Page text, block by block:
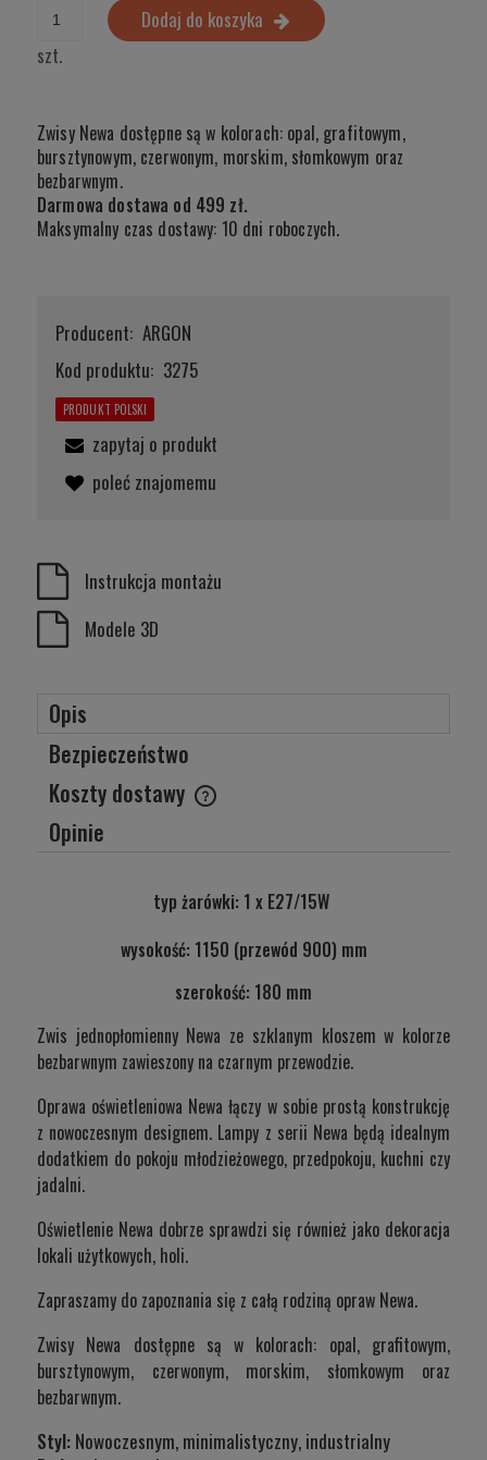
szt.
Dodaj do koszyka
Zwisy Newa dostępne są w kolorach: opal, grafitowym,
bursztynowym, czerwonym, morskim, słomkowym oraz
bezbarwnym.
Darmowa dostawa od 499 zł.
Maksymalny czas dostawy: 10 dni roboczych.
Producent: ARGON
Kod produktu: 3275
PRODUKT POLSKI
zapytaj o produkt
poleć znajomemu
Instrukcja montażu
Modele 3D
Opis
Bezpieczeństwo
Koszty dostawy
Cena nie zawiera ewentualnych kosztów płatności
Opinie
typ żarówki: 1 x E27/15W
wysokość: 1150 (przewód 900) mm
szerokość: 180 mm
Zwis jednopłomienny Newa ze szklanym kloszem w kolorze
bezbarwnym zawieszony na czarnym przewodzie.
Oprawa oświetleniowa Newa łączy w sobie prostą konstrukcję
z nowoczesnym designem. Lampy z serii Newa będą idealnym
dodatkiem do pokoju młodzieżowego, przedpokoju, kuchni czy
jadalni.
Oświetlenie Newa dobrze sprawdzi się również jako dekoracja
lokali użytkowych, holi.
Zapraszamy do zapoznania się z całą rodziną opraw Newa.
Zwisy Newa dostępne są w kolorach: opal, grafitowym,
bursztynowym, czerwonym, morskim, słomkowym oraz
bezbarwnym.
Styl: Nowoczesnym, minimalistyczny, industrialny